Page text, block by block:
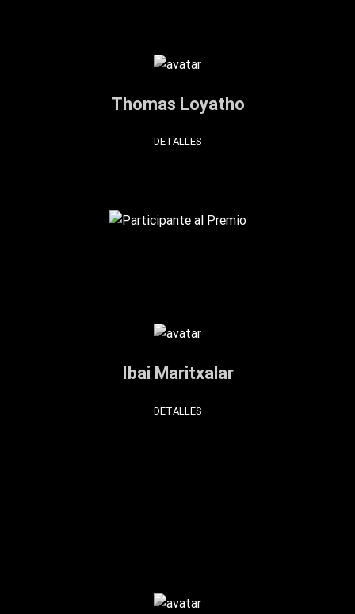
Thomas Loyatho
DETALLES
Ibai Maritxalar
DETALLES